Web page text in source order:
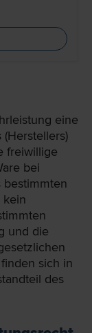
eine
freiwillige
bei
kein
und die
sich in
des